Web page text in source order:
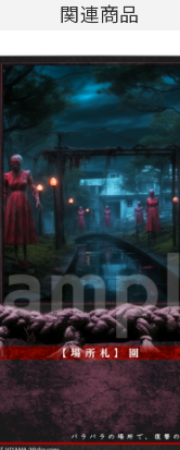
関連商品